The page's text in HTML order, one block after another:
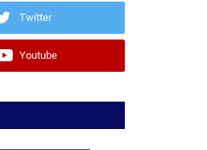
Twitter
Youtube